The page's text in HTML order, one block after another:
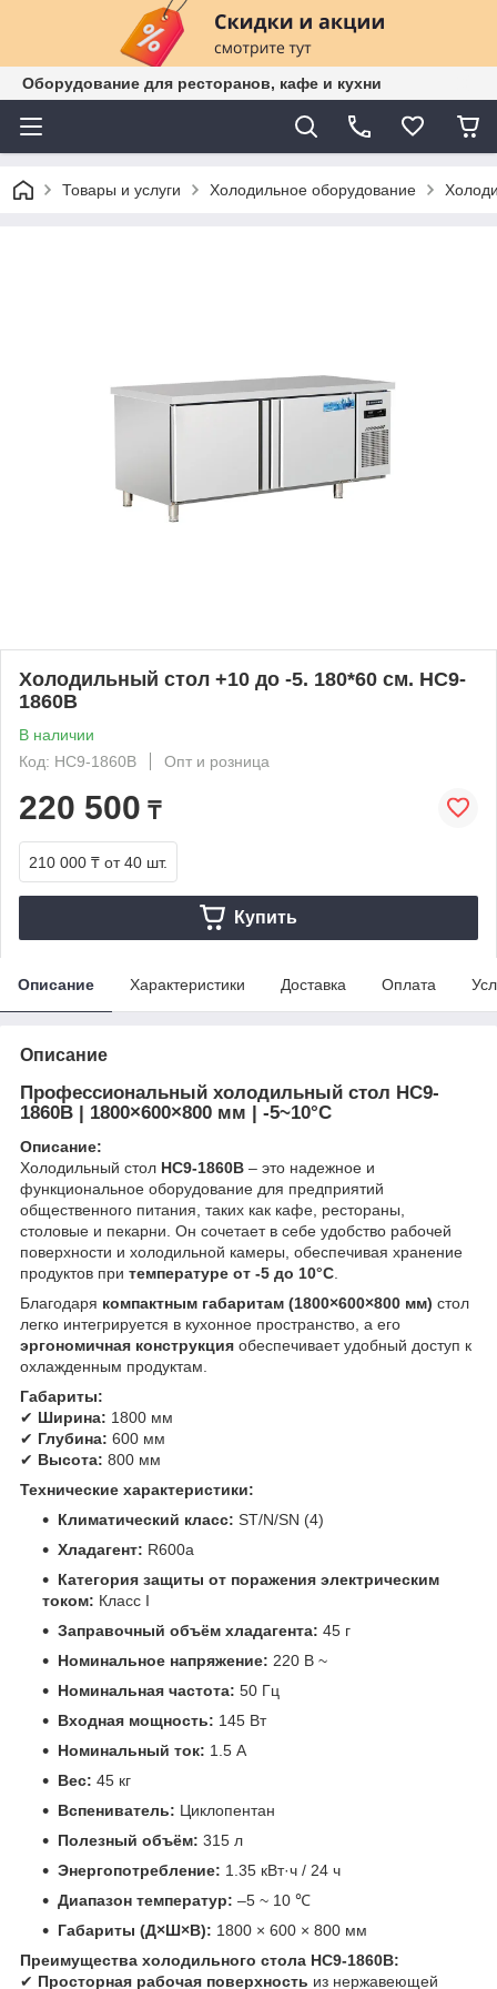
Оборудование для ресторанов, кафе и кухни
Товары и услуги Холодильное оборудование
Холодильный стол +10 до -5. 180*60 см. HC9-
1860B
В наличии
Код: HC9-1860B
Опт и розница
220 500 ₸
210 000 ₸ от 40 шт.
Купить
Описание Характеристики Доставка Оплата
Описание
Профессиональный холодильный стол HC9-
1860B | 1800×600×800 мм | -5~10°C
Описание:
Холодильный стол HC9-1860B – это надежное и
функциональное оборудование для предприятий
общественного питания, таких как кафе, рестораны,
столовые и пекарни. Он сочетает в себе удобство рабочей
поверхности и холодильной камеры, обеспечивая хранение
продуктов при температуре от -5 до 10°C
Благодаря компактным габаритам (1800×600×800 мм) стол
легко интегрируется в кухонное пространство, а его
эргономичная конструкция обеспечивает удобный доступ к
охлажденным продуктам.
Габариты:
✔ Ширина: 1800 мм
✔ Глубина: 600 мм
✔ Высота: 800 мм
Технические характеристики:
Климатический класс: ST/N/SN (4)
Хладагент: R600a
Категория защиты от поражения электрическим
током: Класс I
Заправочный объём хладагента: 45 г
Номинальное напряжение: 220 В ~
Номинальная частота: 50 Гц
Входная мощность: 145 Вт
Номинальный ток: 1.5 А
Вес: 45 кг
Вспениватель: Циклопентан
Полезный объём: 315 л
Энергопотребление: 1.35 кВт·ч / 24 ч
Диапазон температур: –5 ~ 10 ℃
Габариты (Д×Ш×В): 1800 × 600 × 800 мм
Преимущества холодильного стола HC9-1860B:
✔ Просторная рабочая поверхность из нержавеющей